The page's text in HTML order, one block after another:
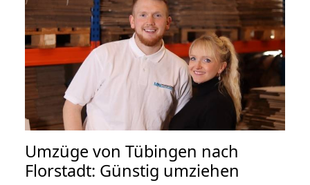
Umzüge von Tübingen nach
Florstadt: Günstig umziehen